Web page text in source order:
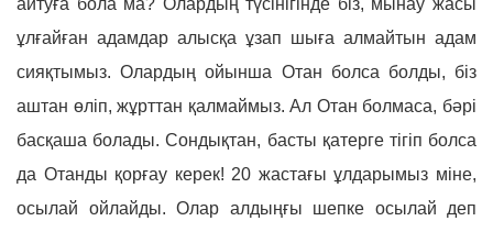
айтуға бола ма? Олардың түсінігінде біз, мынау жасы
ұлғайған адамдар алысқа ұзап шыға алмайтын адам
сияқтымыз. Олардың ойынша Отан болса болды, біз
аштан өліп, жұрттан қалмаймыз. Ал Отан болмаса, бәрі
басқаша болады. Сондықтан, басты қатерге тігіп болса
да Отанды қорғау керек! 20 жастағы ұлдарымыз міне,
осылай ойлайды. Олар алдыңғы шепке осылай деп